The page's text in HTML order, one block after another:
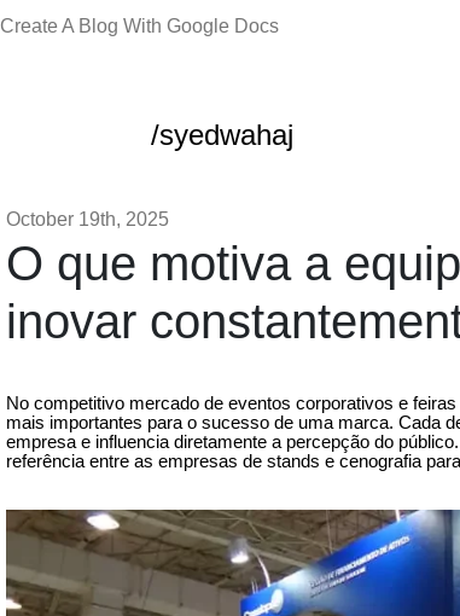
Create A Blog With Google Docs
/syedwahaj
October 19th, 2025
O que motiva a
inovar
No competitivo mercado de eventos corporativos e
mais importantes para o sucesso de uma marca. Cada
empresa e influencia diretamente a percepção do
referência entre as empresas de stands e cenografia